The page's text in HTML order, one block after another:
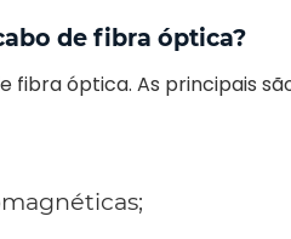
de fibra óptica?
fibra óptica. As principais